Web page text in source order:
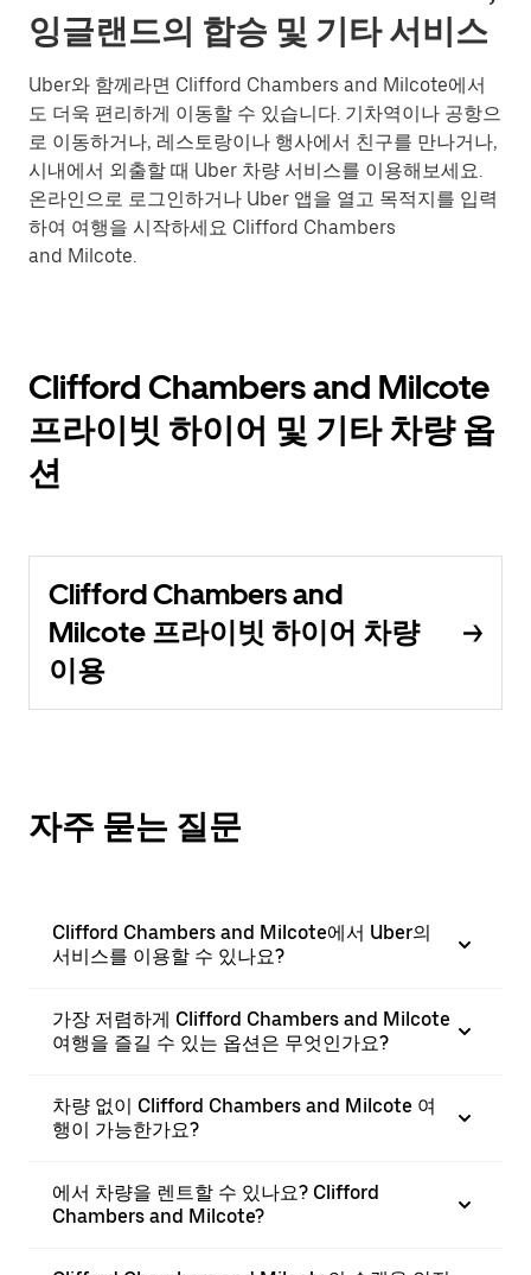
잉글랜드의 합승 및 기타 서비스
Uber와 함께라면 Clifford Chambers and Milcote에서
도 더욱 편리하게 이동할 수 있습니다. 기차역이나 공항으
로 이동하거나, 레스토랑이나 행사에서 친구를 만나거나,
시내에서 외출할 때 Uber 차량 서비스를 이용해보세요.
온라인으로 로그인하거나 Uber 앱을 열고 목적지를 입력
하여 여행을 시작하세요 Clifford Chambers
and Milcote.
Clifford Chambers and Milcote
프라이빗 하이어 및 기타 차량 옵
션
Clifford Chambers and
Milcote 프라이빗 하이어 차량
이용
자주 묻는 질문
Clifford Chambers and Milcote에서 Uber의
서비스를 이용할 수 있나요?
가장 저렴하게 Clifford Chambers and Milcote
여행을 즐길 수 있는 옵션은 무엇인가요?
차량 없이 Clifford Chambers and Milcote 여
행이 가능한가요?
에서 차량을 렌트할 수 있나요? Clifford
Chambers and Milcote?